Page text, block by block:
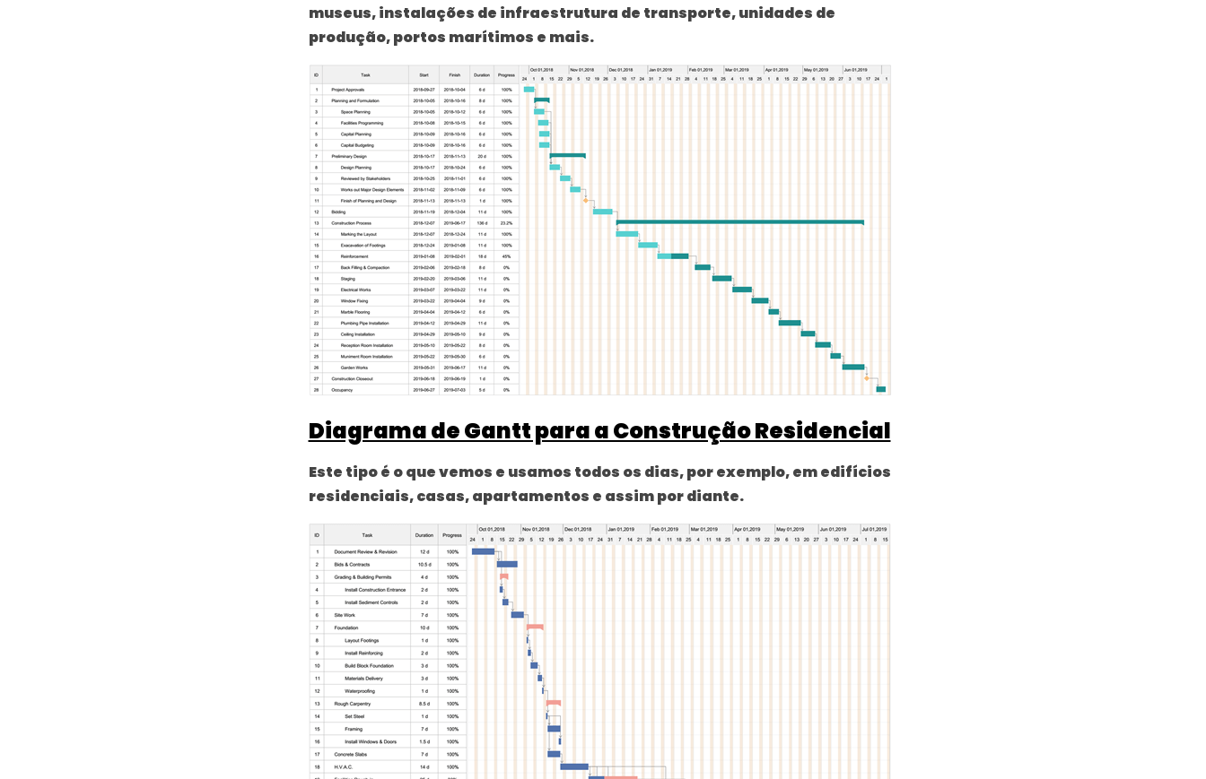
museus, instalações de infraestrutura de transporte, unidades de
produção, portos marítimos e mais.
Diagrama de Gantt para a Construção Residencial
Este tipo é o que vemos e usamos todos os dias, por exemplo, em edifícios
residenciais, casas, apartamentos e assim por diante.